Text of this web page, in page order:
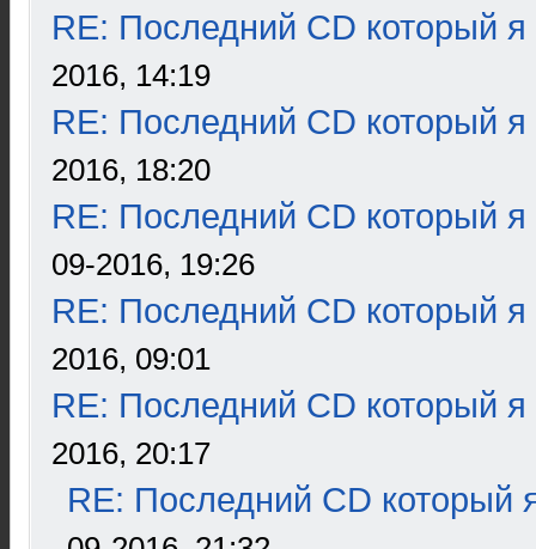
RE: Последний CD который я
2016, 14:19
RE: Последний CD который я
2016, 18:20
RE: Последний CD который я
09-2016, 19:26
RE: Последний CD который я
2016, 09:01
RE: Последний CD который я
2016, 20:17
RE: Последний CD который